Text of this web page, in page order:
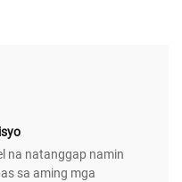
na natanggap namin
sa aming mga